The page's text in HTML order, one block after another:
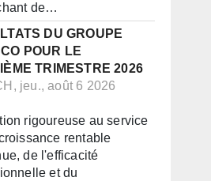
de…
DU GROUPE
POUR LE
TRIMESTRE 2026
jeu., août 6 2026
rigoureuse au service
rentable
de l'efficacité
et du